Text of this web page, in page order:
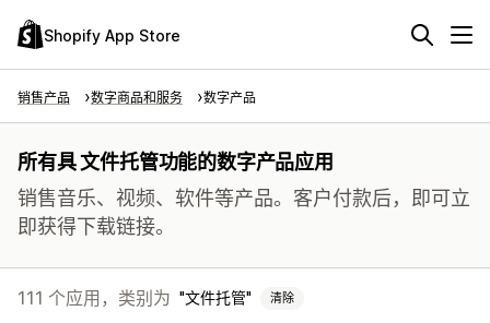
Shopify App Store
销售产品 数字商品和服务 数字产品
所有具 文件托管功能的数字产品应用
销售音乐、视频、软件等产品。客户付款后，即可立
即获得下载链接。
111 个应用，类别为 文件托管 清除